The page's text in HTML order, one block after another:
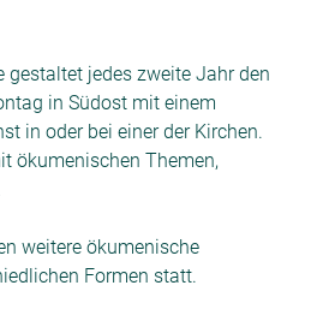
gestaltet jedes zweite Jahr den
in Südost mit einem
in oder bei einer der Kirchen.
ökumenischen Themen,
weitere ökumenische
Formen statt.